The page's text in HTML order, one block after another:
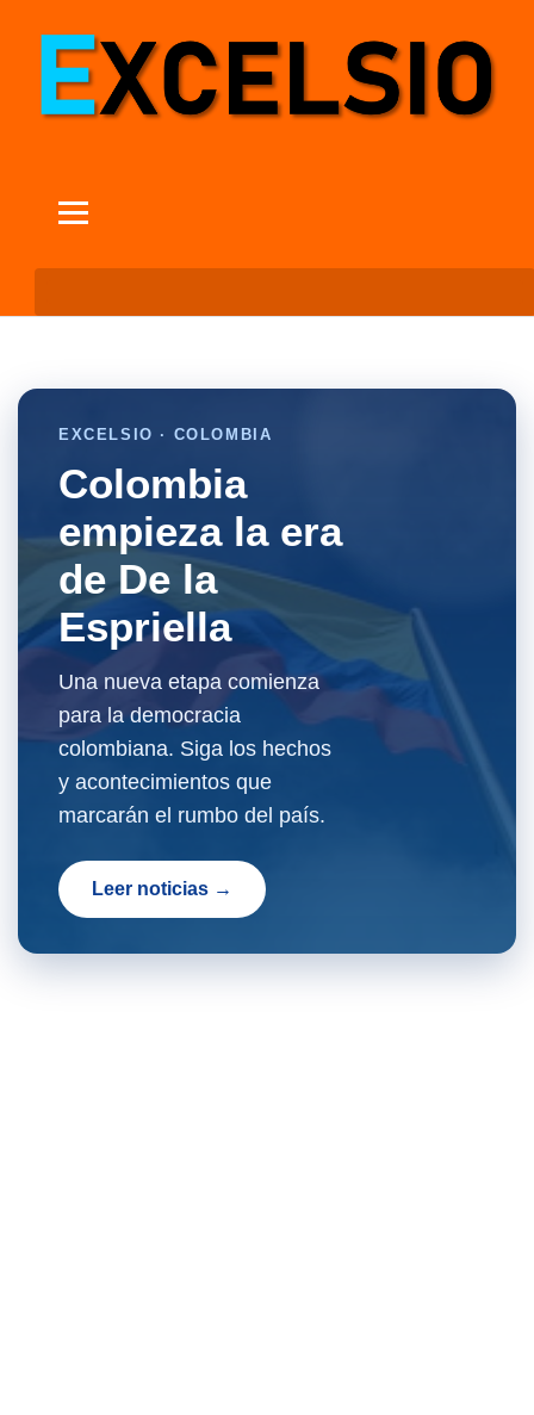
EXCELSIO · COLOMBIA
Colombia
empieza la era
de De la
Espriella
Una nueva etapa comienza
para la democracia
colombiana. Siga los hechos
y acontecimientos que
marcarán el rumbo del país.
Leer noticias →